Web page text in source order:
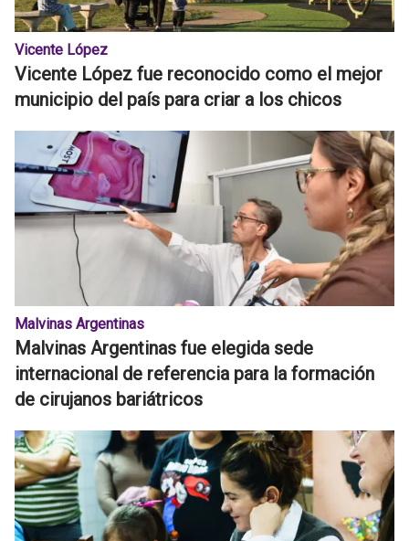
Vicente López
Vicente López fue reconocido como el mejor
municipio del país para criar a los chicos
Malvinas Argentinas
Malvinas Argentinas fue elegida sede
internacional de referencia para la formación
de cirujanos bariátricos